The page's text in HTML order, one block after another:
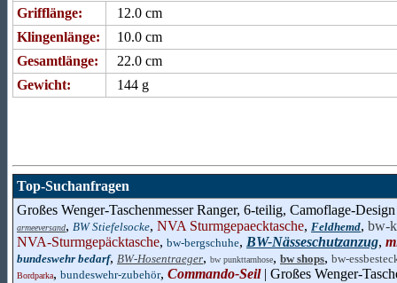
Grifflänge:
12.0 cm
Klingenlänge:
10.0 cm
Gesamtlänge:
22.0 cm
Gewicht:
144 g
Top-Suchanfragen
Großes Wenger-Taschenmesser Ranger, 6-teilig, Camoflage-
armeeversand, BW Stiefelsocke, NVA Sturmgepaecktasche, Feldhemd, bw-
NVA-Sturmgepäcktasche, bw-bergschuhe, BW-Nässeschutzanzug,
bundeswehr bedarf, BW-Hosentraeger, bw punkttarnhose, bw shops, bw-
Bordparka, bundeswehr-zubehör, Commando-Seil| Großes Wenger-